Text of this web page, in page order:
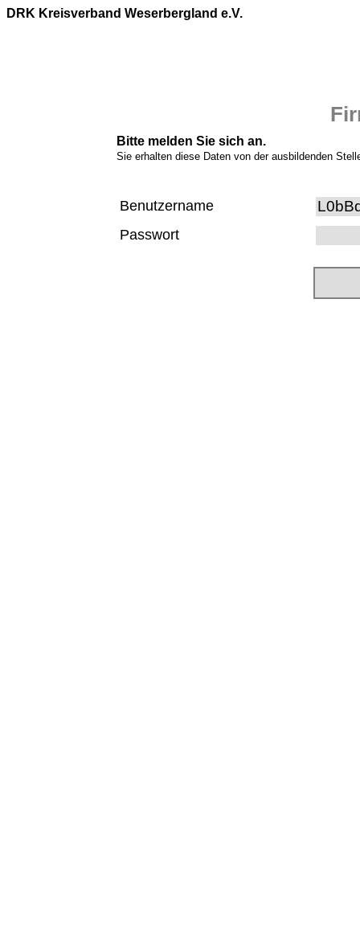
DRK Kreisverband Weserbergland e.V.
Bitte melden Sie sich an.
Sie erhalten diese Daten von der ausbildenden
Benutzername
Passwort